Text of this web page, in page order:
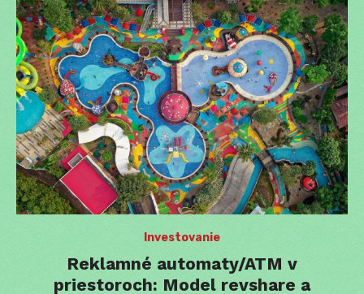
Investovanie
Reklamné automaty/ATM v
priestoroch: Model revshare a